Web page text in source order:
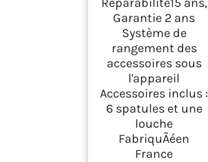
Garantie 2 ans
Système de
rangement des
accessoires sous
l'appareil
Accessoires inclus :
6 spatules et une
louche
FabriquÃéen
France